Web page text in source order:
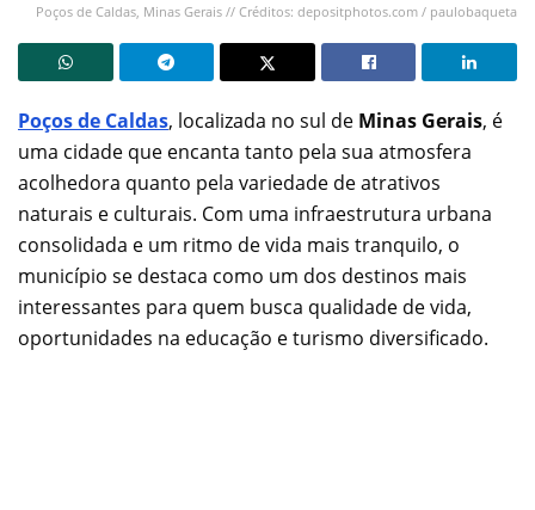
Poços de Caldas, Minas Gerais // Créditos: depositphotos.com / paulobaqueta
Poços de Caldas, localizada no sul de Minas Gerais, é
uma cidade que encanta tanto pela sua atmosfera
acolhedora quanto pela variedade de atrativos
naturais e culturais. Com uma infraestrutura urbana
consolidada e um ritmo de vida mais tranquilo, o
município se destaca como um dos destinos mais
interessantes para quem busca qualidade de vida,
oportunidades na educação e turismo diversificado.